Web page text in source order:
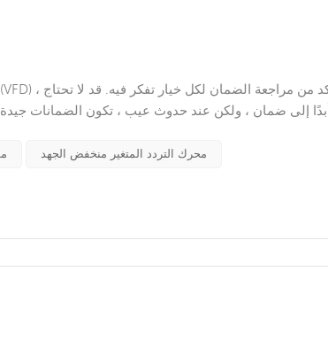
إلى ضمان ، ولكن عند حدوث عيب ، تكون الضمانات
محرك التردد المتغير منخفض الجهد